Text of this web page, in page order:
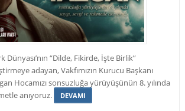
“Dilde, Fikirde, İşte Birlik”
adayan, Vakfımızın Kurucu Başkanı
Hocamızı sonsuzluğa yürüyüşünün 8. yılında
anıyoruz.
DEVAMI